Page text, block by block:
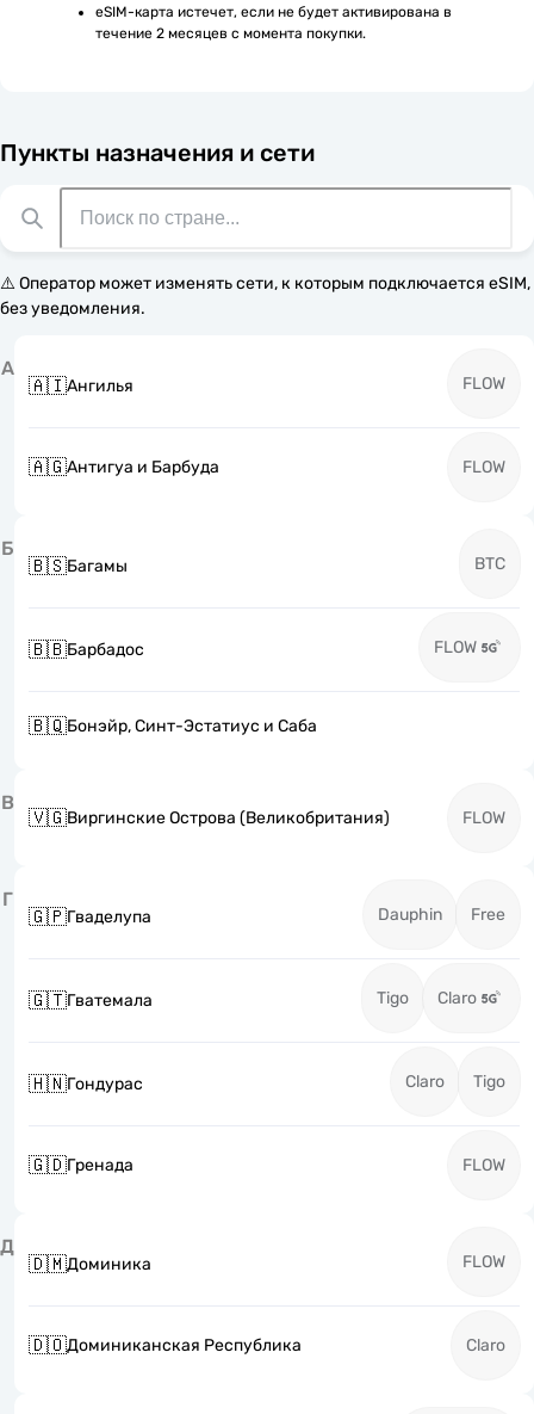
eSIM-карта истечет, если не будет активирована в
течение 2 месяцев с момента покупки.
Пункты назначения и сети
⚠️ Оператор может изменять сети, к которым подключается eSIM,
без уведомления.
А
🇦🇮Ангилья FLOW
🇦🇬Антигуа и Барбуда FLOW
Б
🇧🇸Багамы BTC
🇧🇧Барбадос FLOW
🇧🇶Бонэйр, Синт-Эстатиус и Саба
В
🇻🇬Виргинские Острова (Великобритания) FLOW
Г
🇬🇵Гваделупа Dauphin Free
🇬🇹Гватемала Tigo Claro
🇭🇳Гондурас Claro Tigo
🇬🇩Гренада FLOW
Д
🇩🇲Доминика FLOW
🇩🇴Доминиканская Республика Claro